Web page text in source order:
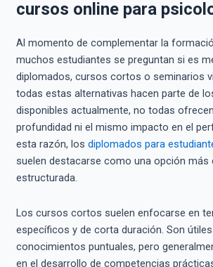
cursos online para
Al momento de complementar la
muchos estudiantes se preguntan si es
diplomados, cursos cortos o seminarios
todas estas alternativas hacen parte de
disponibles actualmente, no todas
profundidad ni el mismo impacto en el
esta razón, los diplomados para
suelen destacarse como una opción más
estructurada.
Los cursos cortos suelen enfocarse en
específicos y de corta duración. Son
conocimientos puntuales, pero
en el desarrollo de competencias